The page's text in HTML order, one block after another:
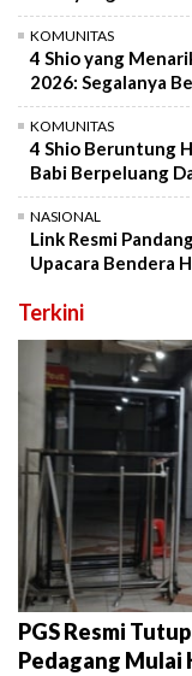
KOMUNITAS
4 Shio yang
2026: Segalanya
KOMUNITAS
4 Shio Beruntung
Babi Berpeluang
NASIONAL
Link Resmi
Upacara Bendera
Terkini
PGS Resmi
Pedagang Mulai